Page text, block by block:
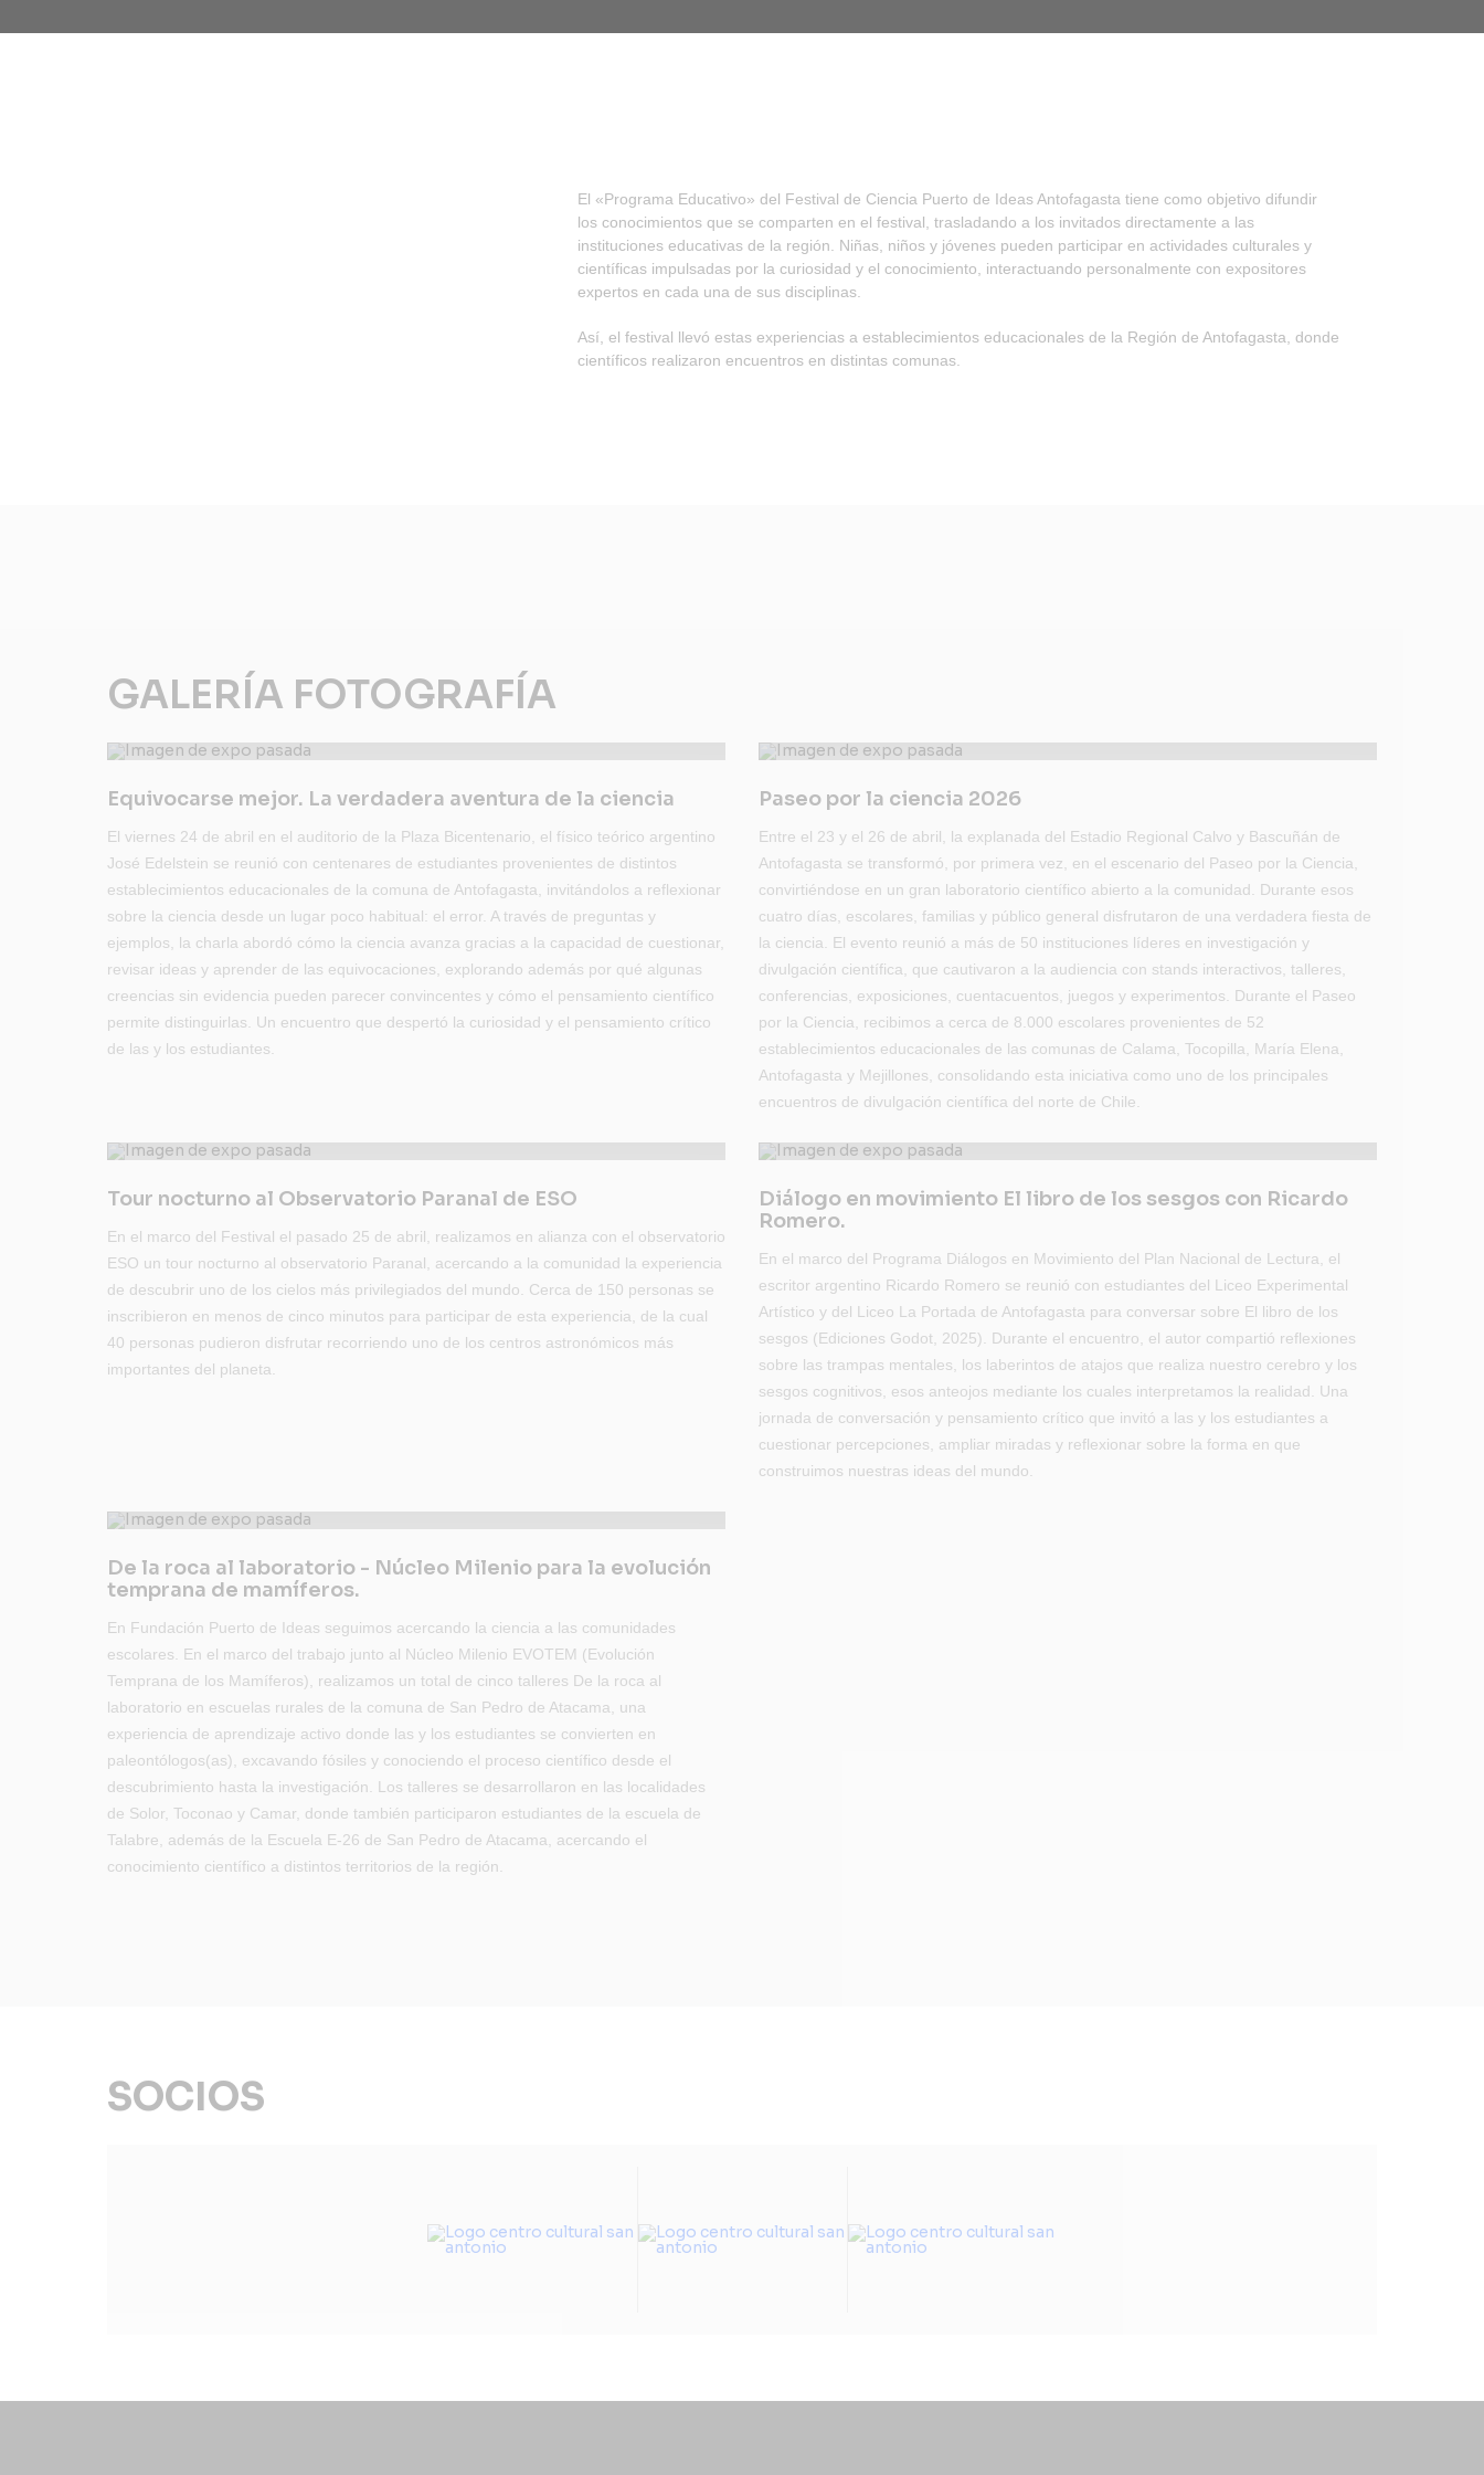
El «Programa Educativo» del Festival de Ciencia Puerto de Ideas Antofagasta tiene como objetivo difundir
los conocimientos que se comparten en el festival, trasladando a los invitados directamente a las
instituciones educativas de la región. Niñas, niños y jóvenes pueden participar en actividades culturales y
científicas impulsadas por la curiosidad y el conocimiento, interactuando personalmente con expositores
expertos en cada una de sus disciplinas.
Así, el festival llevó estas experiencias a establecimientos educacionales de la Región de Antofagasta, donde
científicos realizaron encuentros en distintas comunas.
GALERÍA FOTOGRAFÍA
Equivocarse mejor. La verdadera aventura de la ciencia
El viernes 24 de abril en el auditorio de la Plaza Bicentenario, el físico teórico argentino
José Edelstein se reunió con centenares de estudiantes provenientes de distintos
establecimientos educacionales de la comuna de Antofagasta, invitándolos a reflexionar
sobre la ciencia desde un lugar poco habitual: el error. A través de preguntas y
ejemplos, la charla abordó cómo la ciencia avanza gracias a la capacidad de cuestionar,
revisar ideas y aprender de las equivocaciones, explorando además por qué algunas
creencias sin evidencia pueden parecer convincentes y cómo el pensamiento científico
permite distinguirlas. Un encuentro que despertó la curiosidad y el pensamiento crítico
de las y los estudiantes.
Paseo por la ciencia 2026
Entre el 23 y el 26 de abril, la explanada del Estadio Regional Calvo y Bascuñán de
Antofagasta se transformó, por primera vez, en el escenario del Paseo por la Ciencia,
convirtiéndose en un gran laboratorio científico abierto a la comunidad. Durante esos
cuatro días, escolares, familias y público general disfrutaron de una verdadera fiesta de
la ciencia. El evento reunió a más de 50 instituciones líderes en investigación y
divulgación científica, que cautivaron a la audiencia con stands interactivos, talleres,
conferencias, exposiciones, cuentacuentos, juegos y experimentos. Durante el Paseo
por la Ciencia, recibimos a cerca de 8.000 escolares provenientes de 52
establecimientos educacionales de las comunas de Calama, Tocopilla, María Elena,
Antofagasta y Mejillones, consolidando esta iniciativa como uno de los principales
encuentros de divulgación científica del norte de Chile.
Tour nocturno al Observatorio Paranal de ESO
En el marco del Festival el pasado 25 de abril, realizamos en alianza con el observatorio
ESO un tour nocturno al observatorio Paranal, acercando a la comunidad la experiencia
de descubrir uno de los cielos más privilegiados del mundo. Cerca de 150 personas se
inscribieron en menos de cinco minutos para participar de esta experiencia, de la cual
40 personas pudieron disfrutar recorriendo uno de los centros astronómicos más
importantes del planeta.
Diálogo en movimiento El libro de los sesgos con Ricardo
Romero.
En el marco del Programa Diálogos en Movimiento del Plan Nacional de Lectura, el
escritor argentino Ricardo Romero se reunió con estudiantes del Liceo Experimental
Artístico y del Liceo La Portada de Antofagasta para conversar sobre El libro de los
sesgos (Ediciones Godot, 2025). Durante el encuentro, el autor compartió reflexiones
sobre las trampas mentales, los laberintos de atajos que realiza nuestro cerebro y los
sesgos cognitivos, esos anteojos mediante los cuales interpretamos la realidad. Una
jornada de conversación y pensamiento crítico que invitó a las y los estudiantes a
cuestionar percepciones, ampliar miradas y reflexionar sobre la forma en que
construimos nuestras ideas del mundo.
De la roca al laboratorio - Núcleo Milenio para la evolución
temprana de mamíferos.
En Fundación Puerto de Ideas seguimos acercando la ciencia a las comunidades
escolares. En el marco del trabajo junto al Núcleo Milenio EVOTEM (Evolución
Temprana de los Mamíferos), realizamos un total de cinco talleres De la roca al
laboratorio en escuelas rurales de la comuna de San Pedro de Atacama, una
experiencia de aprendizaje activo donde las y los estudiantes se convierten en
paleontólogos(as), excavando fósiles y conociendo el proceso científico desde el
descubrimiento hasta la investigación. Los talleres se desarrollaron en las localidades
de Solor, Toconao y Camar, donde también participaron estudiantes de la escuela de
Talabre, además de la Escuela E-26 de San Pedro de Atacama, acercando el
conocimiento científico a distintos territorios de la región.
SOCIOS